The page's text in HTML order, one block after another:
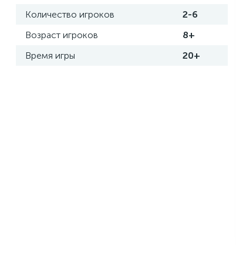
Количество игроков
2-6
Возраст игроков
8+
Время игры
20+